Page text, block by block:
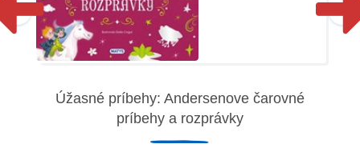
Úžasné príbehy: Andersenove čarovné
príbehy a rozprávky